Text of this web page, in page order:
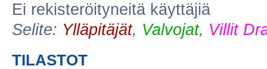
Ei rekisteröityneitä käyttäjiä
Selite: Ylläpitäjät, Valvojat, Villit
TILASTOT